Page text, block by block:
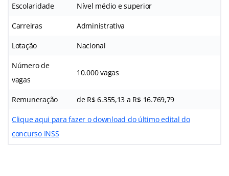
Escolaridade Nível médio e superior
Carreiras Administrativa
Lotação Nacional
Número de
vagas
10.000 vagas
Remuneração de R$ 6.355,13 a R$ 16.769,79
Clique aqui para fazer o download do último edital do
concurso INSS